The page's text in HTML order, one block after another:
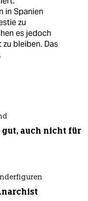
in Spanien
zu
es jedoch
zu bleiben. Das
auch nicht für